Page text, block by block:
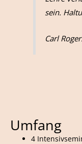
sein.
Carl
Umfang
4